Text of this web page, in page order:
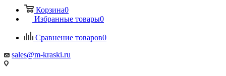
Корзина0
Избранные товары0
Сравнение товаров0
sales@m-kraski.ru